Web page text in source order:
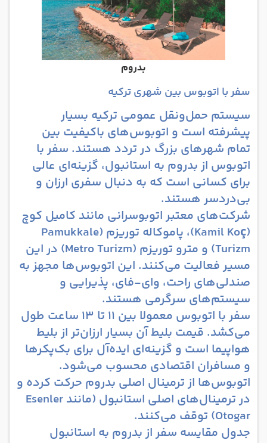
بدروم
سفر با اتوبوس بین شهری ترکیه
سیستم حمل‌ونقل عمومی ترکیه بسیار
پیشرفته است و اتوبوس‌های باکیفیت بین
تمام شهرهای بزرگ در تردد هستند. سفر با
اتوبوس از بدروم به استانبول، گزینه‌ای عالی
برای کسانی است که به دنبال سفری ارزان و
بی‌دردسر هستند.
شرکت‌های معتبر اتوبوسرانی مانند کامیل کوچ
(Kamil Koç)، پاموکاله توریزم (Pamukkale
Turizm) و مترو توریزم (Metro Turizm) در این
مسیر فعالیت می‌کنند. این اتوبوس‌ها مجهز به
صندلی‌های راحت، وای-فای، پذیرایی و
سیستم‌های سرگرمی هستند.
سفر با اتوبوس معمولا بین 11 تا 13 ساعت طول
می‌کشد. قیمت بلیط آن بسیار ارزان‌تر از بلیط
هواپیما است و گزینه‌ای ایده‌آل برای بک‌پکرها
و مسافران اقتصادی محسوب می‌شود.
اتوبوس‌ها از ترمینال اصلی بدروم حرکت کرده و
در ترمینال‌های اصلی استانبول (مانند Esenler
Otogar) توقف می‌کنند.
جدول مقایسه سفر از بدروم به استانبول